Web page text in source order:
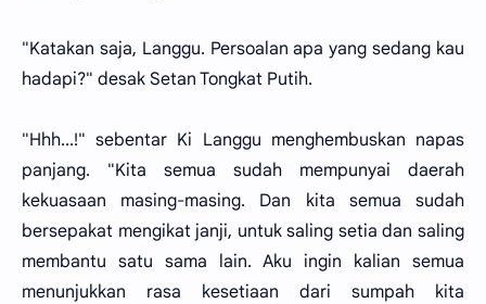
"Katakan saja, Langgu. Persoalan apa yang sedang kau
hadapi?" desak Setan Tongkat Putih.
"Hhh...!" sebentar Ki Langgu menghembuskan napas
panjang. "Kita semua sudah mempunyai daerah
kekuasaan masing-masing. Dan kita semua sudah
bersepakat mengikat janji, untuk saling setia dan saling
membantu satu sama lain. Aku ingin kalian semua
menunjukkan rasa kesetiaan dari sumpah kita